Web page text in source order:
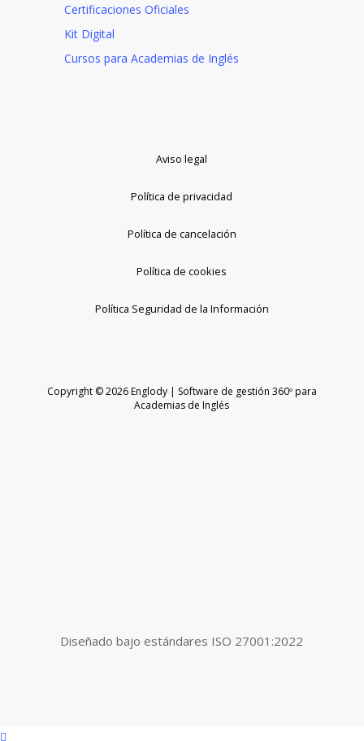
Certificaciones Oficiales
Kit Digital
Cursos para Academias de Inglés
Copyright © 2026 Englody | Software de gestión 360º para
Academias de Inglés
Aviso legal
Política de privacidad
Política de cancelación
Política de cookies
Política Seguridad de la Información
Diseñado bajo estándares ISO 27001:2022